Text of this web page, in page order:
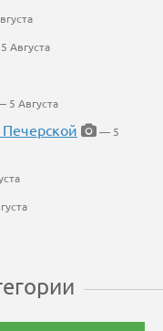
Августа
5 Августа
— 5